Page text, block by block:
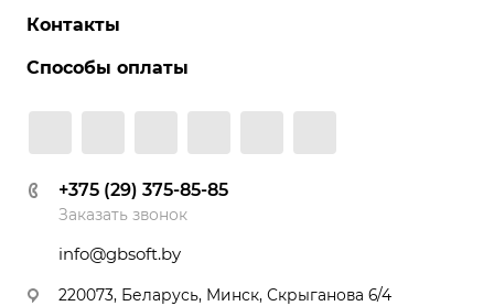
Контакты
Способы оплаты
+375 (29) 375-85-85
Заказать звонок
info@gbsoft.by
220073, Беларусь, Минск, Скрыганова 6/4